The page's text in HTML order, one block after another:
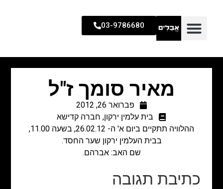
03-9786680
מאיר סומך ז"ל
פברואר 26, 2012
בית עלמין ירקון, חברה קדישא
ההלוויה תתקיים ביום א' ה- 26.02.12, בשעה 11.00,
בבית העלמין ירקון שער החסד.
שם האב: אברהם.
כתיבת תגובה